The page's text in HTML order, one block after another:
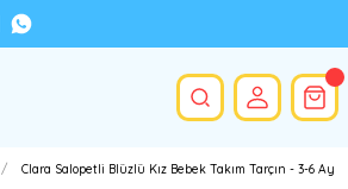
Clara Salopetli Blüzlü Kız Bebek Takım Tarçın - 3-6 Ay